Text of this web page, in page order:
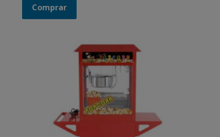
Comprar